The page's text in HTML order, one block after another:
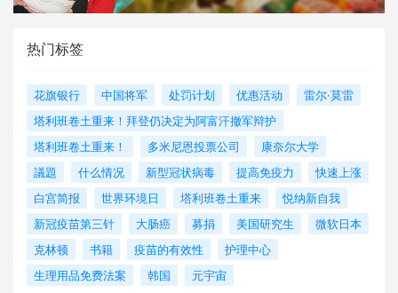
热门标签
花旗银行 中国将军 处罚计划 优惠活动
雷尔·莫雷
塔利班卷土重来！拜登仍决定为阿富汗撤军辩护
塔利班卷土重来！
多米尼恩投票公司
康奈尔大学
議題
什么情况 新型冠状病毒 提高免疫力
快速上涨
白宫简报
世界环境日 塔利班卷土重来
悦纳新自我
新冠疫苗第三针
大肠癌 募捐 美国研究生
微软日本
克林顿
书籍 疫苗的有效性
护理中心
生理用品免费法案
韩国 元宇宙